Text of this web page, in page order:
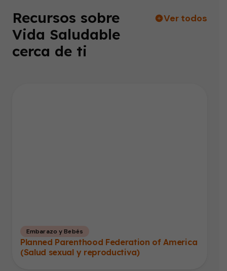
Recursos sobre
Vida Saludable
cerca de ti
Ver todos
Embarazo y Bebés
Planned Parenthood Federation of America
(Salud sexual y reproductiva)